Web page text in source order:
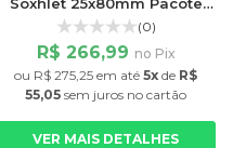
com 25 Unidades
(0)
R$ 266,99 no Pix
ou R$ 275,25 em até 5x de R$
55,05 sem juros no cartão
VER MAIS DETALHES